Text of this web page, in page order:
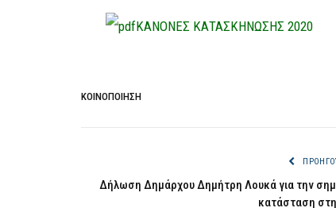
ΚΑΝΟΝΕΣ ΚΑΤΑΣΚΗΝΩΣΗΣ 2020
ΚΟΙΝΟΠΟΊΗΣΗ
Δήλωση Δημάρχου Δημήτρη Λουκά για την
κατάσταση